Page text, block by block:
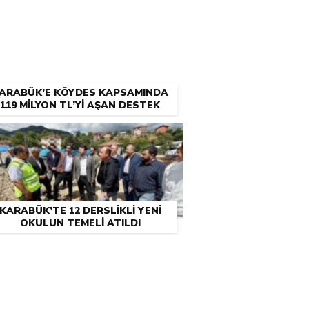
KÖYDES KAPSAMINDA
119 MİLYON TL’Yİ AŞAN DESTEK
12 DERSLİKLİ YENİ
OKULUN TEMELİ ATILDI